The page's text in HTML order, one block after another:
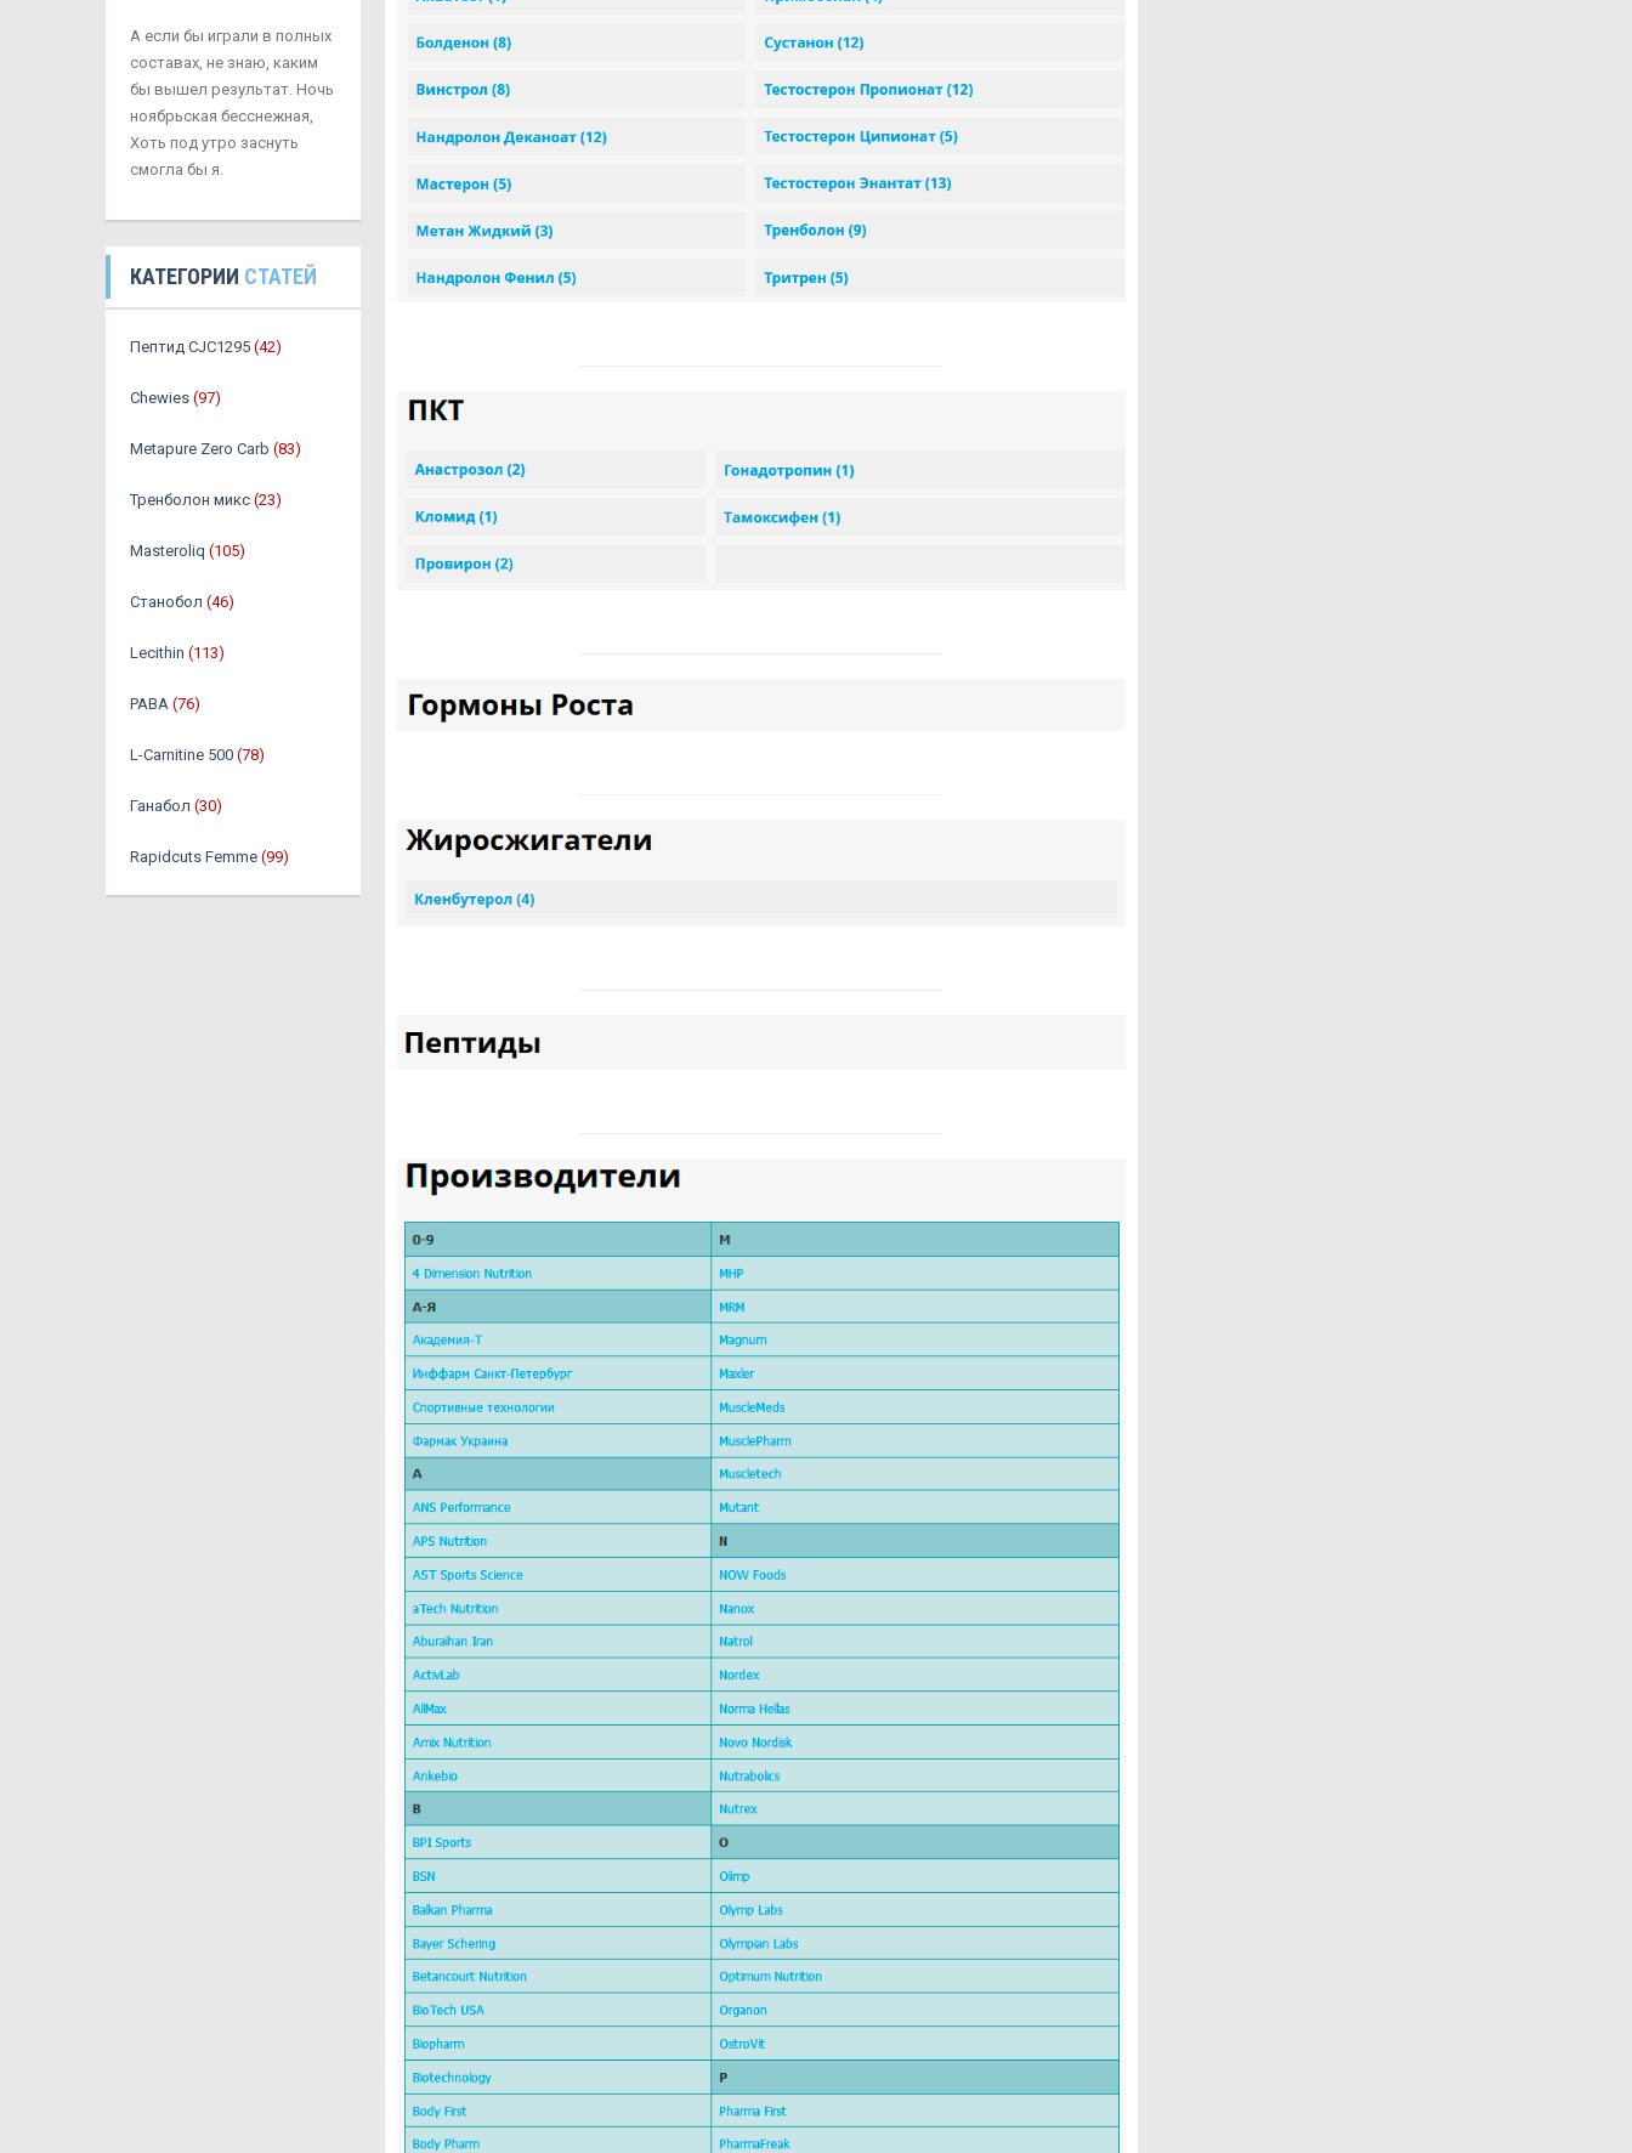
А если бы играли в полных
составах, не знаю, каким
бы вышел результат. Ночь
ноябрьская бесснежная,
Хоть под утро заснуть
смогла бы я.
КАТЕГОРИИ СТАТЕЙ
Пептид CJC1295 (42)
Chewies (97)
Metapure Zero Carb (83)
Тренболон микс (23)
Masteroliq (105)
Станобол (46)
Lecithin (113)
PABA (76)
L-Carnitine 500 (78)
Ганабол (30)
Rapidcuts Femme (99)